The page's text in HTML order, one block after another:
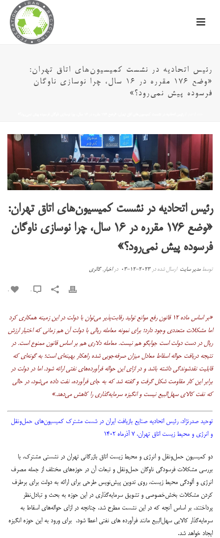
رئیس اتحادیه در نشست کمیسیون‌های اتاق تهران:
«وضع ۱۷۶ مقرره در ۱۶ سال، چرا نوسازی ناوگان
فرسوده پیش نمی‌رود؟»
رئیس اتحادیه در نشست کمیسیون‌های اتاق تهران:
«وضع ۱۷۶ مقرره در ۱۶ سال، چرا نوسازی ناوگان
فرسوده پیش نمی‌رود؟»
توسطمدیر سایت ارسال شده در2023-12-03 دراخبار,گالری
0
«بر اساس ماده ۱۲ قانون رفع موانع تولید رقابت‌پذیر می‌توان با دولت در این زمینه همکاری کرد
اما مشکلات متعددی وجود دارد؛ برای نمونه معامله ریالی با دولت آن هم زمانی که اختیار ارزش
ریال در دست دولت است جوابگو هم نیست. معامله دلاری هم بر اساس قانون ممنوع است. در
نتیجه دریافت حواله اسقاط معادل میزان صرفه‌جویی شده راهکار بهینه‌ای است؛ به گونه‌ای که
قابلیت نقدشوندگی داشته باشد و در ازای این حواله فرآورده‌های نفتی ارائه شود. اما در دولت در
برابر این کار مقاومت شکل گرفت و گفته شد که به جای فرآورده، نفت داده می‌شود، در حالی
که نفت کالای سهل‌البیع نیست و انگیزه سرمایه‌گذاری را کاهش می‌دهد.»
توحید صدرنژاد، رئیس اتحادیه صنایع بازیافت ایران در شست مشترک کمیسیون‌های حمل‌ونقل
و انرژی و محیط زیست اتاق تهران، ۷ آذرماه ۱۴۰۲
دو کمیسیون‌ حمل‌ونقل و انرژی و محیط زیست اتاق بازرگانی تهران در نشستی مشترک، با
بررسی مشکلات فرسودگی ناوگان حمل‌ونقل و تبعات آن در حوزه‌های مختلف از جمله مصرف
انرژی و آلودگی محیط زیست، روی تدوین پیش‌نویس طرحی برای ارائه به دولت برای برطرف
کردن مشکلات بخش‌خصوصی و تشویق سرمایه‌گذاری در این حوزه به بحث و تبادل‌نظر
پرداختند. بر اساس آنچه که در این نشست مطرح شد، چنانچه در ازای حواله‌های اسقاط به
سرمایه‌گذار کالایی سهل‌البیع مانند فرآورده های نفتی اعطا شود، برای ورود به این حوزه انگیزه
ایجاد خواهد شد.